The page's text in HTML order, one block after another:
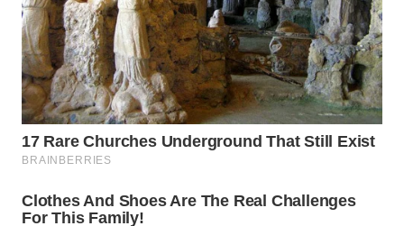
WAHANA
SELEB
WAHANA
PERSONA
WAHANA
WAHANA